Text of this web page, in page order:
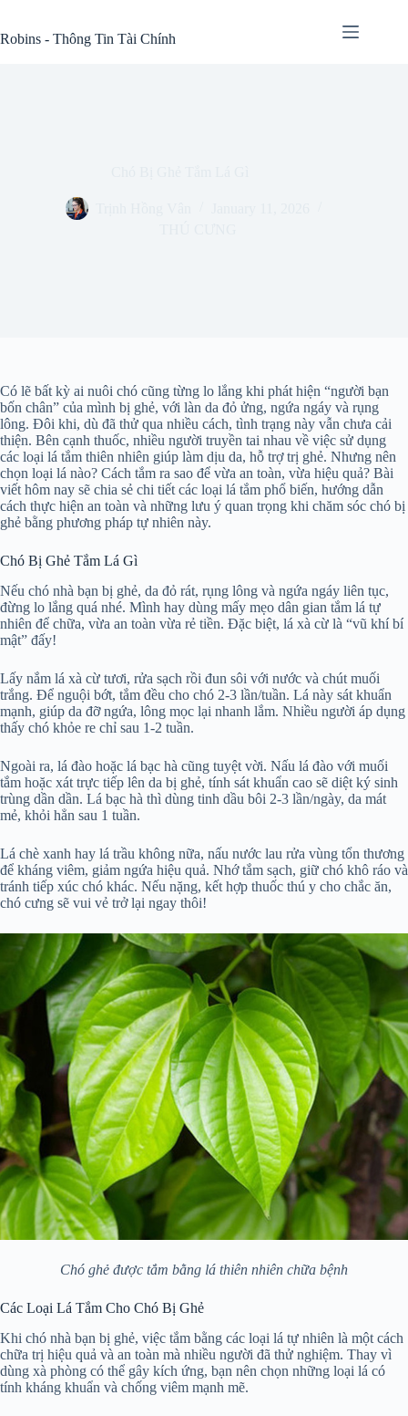
content
Robins - Thông Tin Tài Chính
Có lẽ bất kỳ ai nuôi chó cũng từng lo lắng khi phát hiện “người bạn
bốn chân” của mình bị ghẻ, với làn da đỏ ửng, ngứa ngáy và rụng
lông. Đôi khi, dù đã thử qua nhiều cách, tình trạng này vẫn chưa cải
thiện. Bên cạnh thuốc, nhiều người truyền tai nhau về việc sử dụng
các loại lá tắm thiên nhiên giúp làm dịu da, hỗ trợ trị ghẻ. Nhưng nên
chọn loại lá nào? Cách tắm ra sao để vừa an toàn, vừa hiệu quả? Bài
viết hôm nay sẽ chia sẻ chi tiết các loại lá tắm phổ biến, hướng dẫn
cách thực hiện an toàn và những lưu ý quan trọng khi chăm sóc chó bị
ghẻ bằng phương pháp tự nhiên này.
Chó Bị Ghẻ Tắm Lá Gì
Nếu chó nhà bạn bị ghẻ, da đỏ rát, rụng lông và ngứa ngáy liên tục,
đừng lo lắng quá nhé. Mình hay dùng mấy mẹo dân gian tắm lá tự
nhiên để chữa, vừa an toàn vừa rẻ tiền. Đặc biệt, lá xà cừ là “vũ khí bí
mật” đấy!
Lấy nắm lá xà cừ tươi, rửa sạch rồi đun sôi với nước và chút muối
trắng. Để nguội bớt, tắm đều cho chó 2-3 lần/tuần. Lá này sát khuẩn
mạnh, giúp da đỡ ngứa, lông mọc lại nhanh lắm. Nhiều người áp dụng
thấy chó khỏe re chỉ sau 1-2 tuần.
Ngoài ra, lá đào hoặc lá bạc hà cũng tuyệt vời. Nấu lá đào với muối
tắm hoặc xát trực tiếp lên da bị ghẻ, tính sát khuẩn cao sẽ diệt ký sinh
trùng dần dần. Lá bạc hà thì dùng tinh dầu bôi 2-3 lần/ngày, da mát
mẻ, khỏi hẳn sau 1 tuần.
Lá chè xanh hay lá trầu không nữa, nấu nước lau rửa vùng tổn thương
để kháng viêm, giảm ngứa hiệu quả. Nhớ tắm sạch, giữ chó khô ráo và
tránh tiếp xúc chó khác. Nếu nặng, kết hợp thuốc thú y cho chắc ăn,
chó cưng sẽ vui vẻ trở lại ngay thôi!
Chó ghẻ được tắm bằng lá thiên nhiên chữa bệnh
Các Loại Lá Tắm Cho Chó Bị Ghẻ
Khi chó nhà bạn bị ghẻ, việc tắm bằng các loại lá tự nhiên là một cách
chữa trị hiệu quả và an toàn mà nhiều người đã thử nghiệm. Thay vì
dùng xà phòng có thể gây kích ứng, bạn nên chọn những loại lá có
tính kháng khuẩn và chống viêm mạnh mẽ.